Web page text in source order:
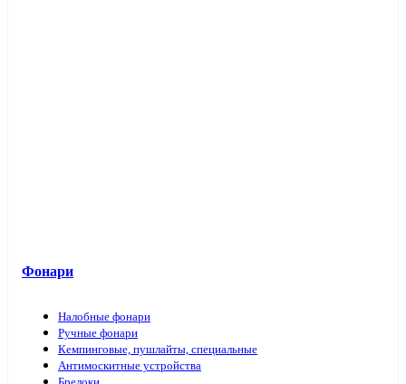
Фонари
Налобные фонари
Ручные фонари
Кемпинговые, пушлайты, специальные
Антимоскитные устройства